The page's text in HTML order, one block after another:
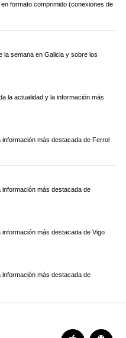
formato comprimido (conexiones de
la semana en Galicia y sobre los
la actualidad y la información más
información más destacada de Ferrol
información más destacada de
información más destacada de Vigo
información más destacada de